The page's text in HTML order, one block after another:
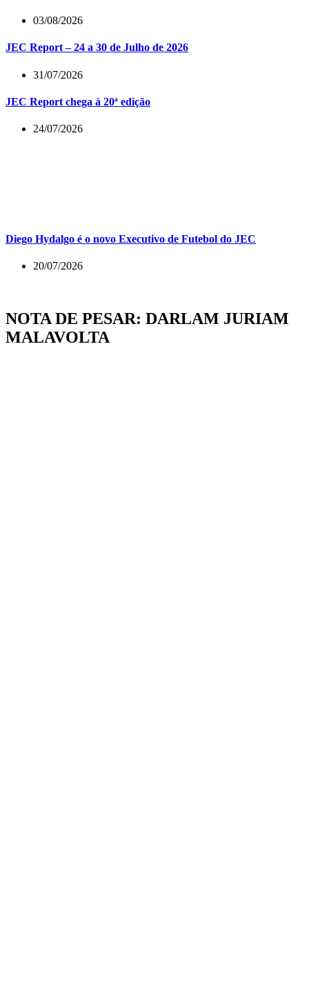
03/08/2026
JEC Report – 24 a 30 de Julho de 2026
31/07/2026
JEC Report chega à 20ª edição
24/07/2026
Diego Hydalgo é o novo Executivo de Futebol do JEC
20/07/2026
NOTA DE PESAR: DARLAM JURIAM
MALAVOLTA